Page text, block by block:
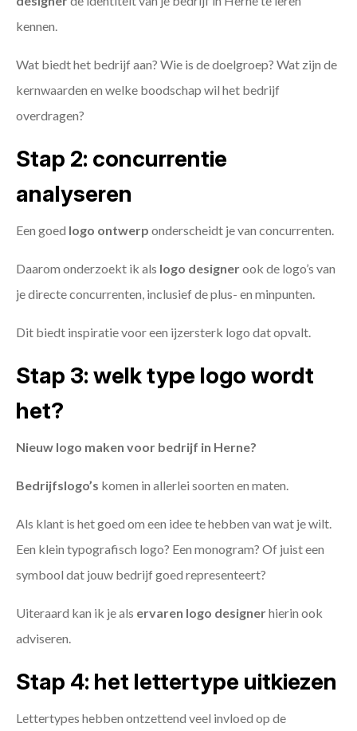
kennen.
Wat biedt het bedrijf aan? Wie is de doelgroep? Wat zijn de
kernwaarden en welke boodschap wil het bedrijf
overdragen?
Stap 2: concurrentie
analyseren
Een goed logo ontwerp onderscheidt je van concurrenten.
Daarom onderzoekt ik als logo designerook de logo’s van
je directe concurrenten, inclusief de plus- en minpunten.
Dit biedt inspiratie voor een ijzersterk logo dat opvalt.
Stap 3: welk type logo wordt
het?
Nieuw logo maken voor bedrijf in Herne?
Bedrijfslogo’s komen in allerlei soorten en maten.
Als klant is het goed om een idee te hebben van wat je wilt.
Een klein typografisch logo? Een monogram? Of juist een
symbool dat jouw bedrijf goed representeert?
Uiteraard kan ik je als ervaren logo designerhierin ook
adviseren.
Stap 4: het lettertype uitkiezen
Lettertypes hebben ontzettend veel invloed op de